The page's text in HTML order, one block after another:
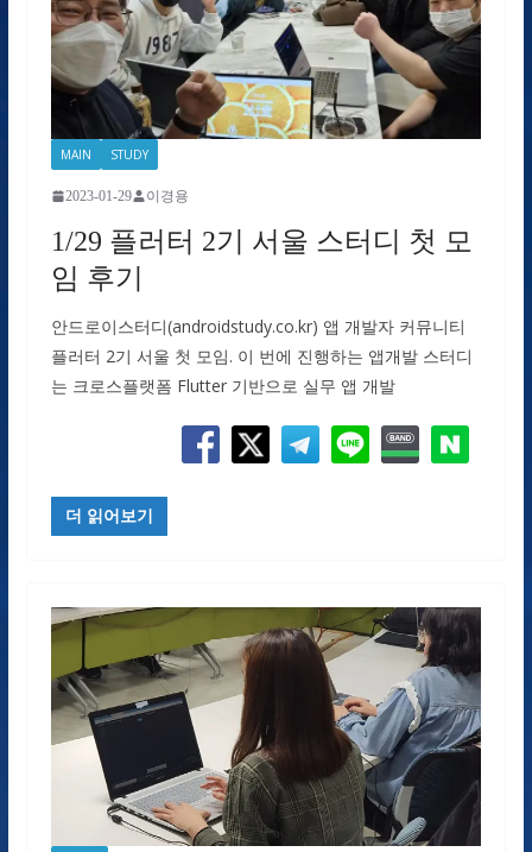
MAIN STUDY
2023-01-29 이경용
1/29 플러터 2기 서울 스터디 첫 모
임 후기
안드로이스터디(androidstudy.co.kr) 앱 개발자 커뮤니티
플러터 2기 서울 첫 모임. 이 번에 진행하는 앱개발 스터디
는 크로스플랫폼 Flutter 기반으로 실무 앱 개발
더 읽어보기